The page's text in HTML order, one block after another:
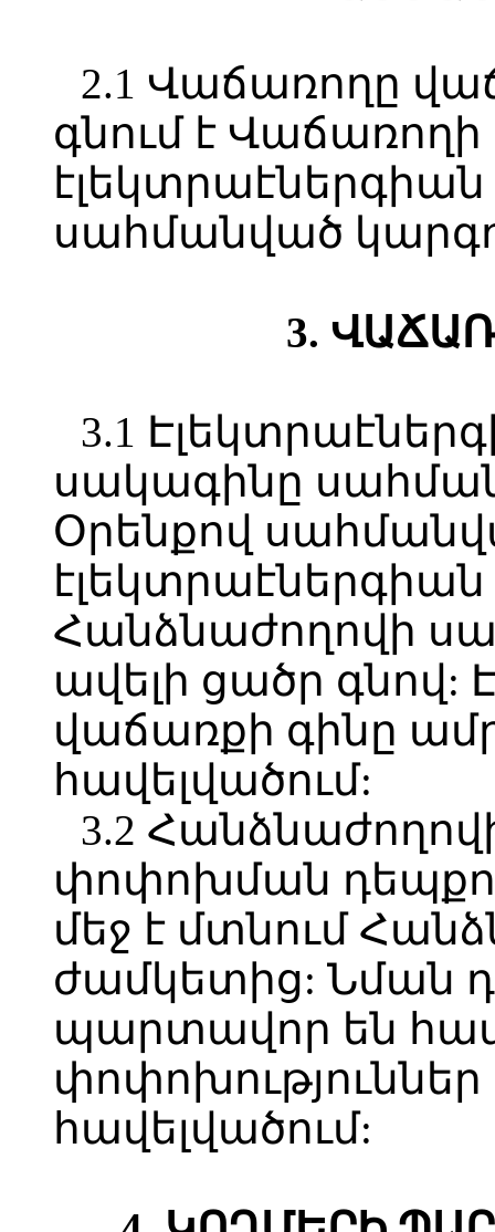
2.1 Վաճառողը
գնում է
սահմանված
3.
3.1
սակագինը
Օրենքով
Հանձնաժողովի
ավելի ցածր գնով:
վաճառքի գինը
հավելվածում:
3.2
փոփոխման
մեջ է մտնում
ժամկետից: Նման
պարտավոր են
հավելվածում: